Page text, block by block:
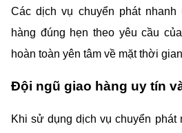
Các dịch vụ chuyển phát
hàng đúng hẹn theo yêu cầu
hoàn toàn yên tâm về mặt thời
Đội ngũ giao hàng uy tín
Khi sử dụng dịch vụ chuyển phát